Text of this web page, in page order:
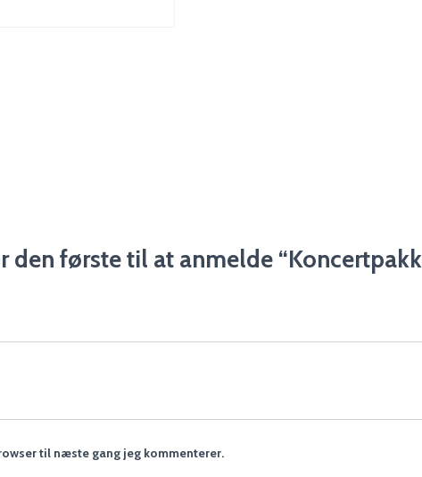
den første til at anmelde
til næste gang jeg kommenterer.